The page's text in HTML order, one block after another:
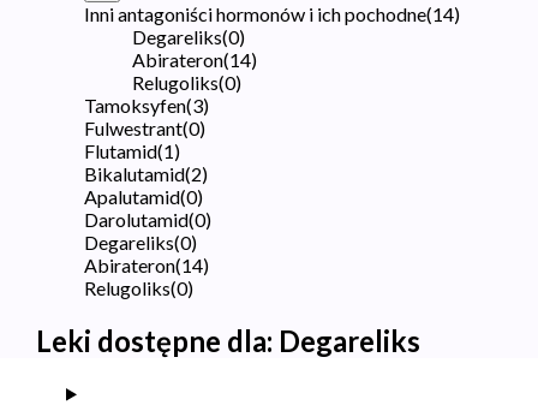
Inni antagoniści hormonów i ich pochodne(14)
Degareliks(0)
Abirateron(14)
Relugoliks(0)
Tamoksyfen(3)
Fulwestrant(0)
Flutamid(1)
Bikalutamid(2)
Apalutamid(0)
Darolutamid(0)
Degareliks(0)
Abirateron(14)
Relugoliks(0)
Leki dostępne dla: Degareliks